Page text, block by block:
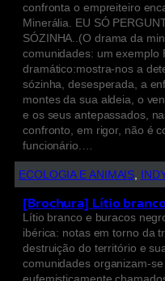
confronta o empreiteiro
Minerália. EU SÓ
SÓZINHA..(O drama da
comunidades: um exemplo
dramático:mostra-nos a
sózinha, desesperada, a
montes da sua aldeia, o
e os seus antepassados,
confronto, em rigor, não é
funcionário.…
ECOLOGIA E ANIMAIS
[Brochura] Lítio
Lítio branco e buracos
ibérica: notas em torno da
destruição do território e
comunidades organizam-